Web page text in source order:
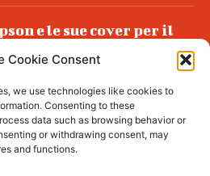
Cookie Consent
we use technologies like cookies to
Consenting to these
data such as browsing behavior or
or withdrawing consent, may
and functions.
e le sue cover per il
condannato